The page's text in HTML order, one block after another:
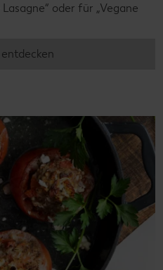
oder für „Vegane